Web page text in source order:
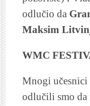
odlučio da
Maksim
WMC
Mnogi učesnici
odlučili smo da